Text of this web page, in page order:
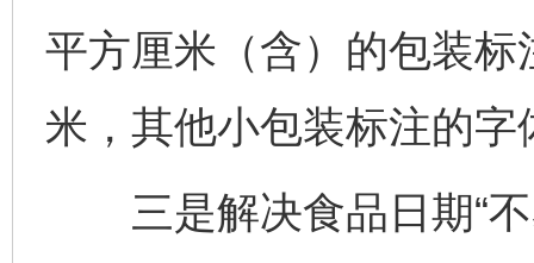
平方厘米（含）的包装
米，其他小包装标注的
三是解决食品日期“不